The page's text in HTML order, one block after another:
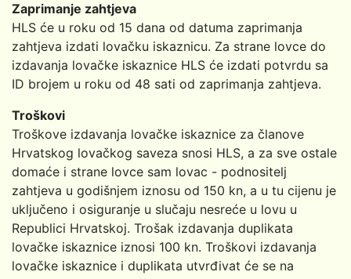
Zaprimanje zahtjeva
HLS će u roku od 15 dana od datuma zaprimanja
zahtjeva izdati lovačku iskaznicu. Za strane lovce do
izdavanja lovačke iskaznice HLS će izdati potvrdu sa
ID brojem u roku od 48 sati od zaprimanja zahtjeva.
Troškovi
Troškove izdavanja lovačke iskaznice za članove
Hrvatskog lovačkog saveza snosi HLS, a za sve ostale
domaće i strane lovce sam lovac - podnositelj
zahtjeva u godišnjem iznosu od 150 kn, a u tu cijenu je
uključeno i osiguranje u slučaju nesreće u lovu u
Republici Hrvatskoj. Trošak izdavanja duplikata
lovačke iskaznice iznosi 100 kn. Troškovi izdavanja
lovačke iskaznice i duplikata utvrđivat će se na